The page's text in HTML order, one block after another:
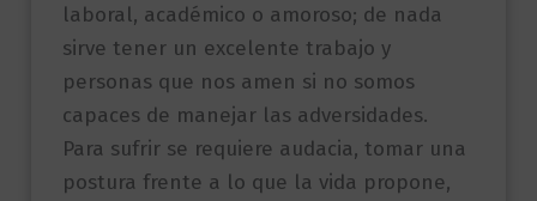
laboral, académico o amoroso; de nada
sirve tener un excelente trabajo y
personas que nos amen si no somos
capaces de manejar las adversidades.
Para sufrir se requiere audacia, tomar una
postura frente a lo que la vida propone,